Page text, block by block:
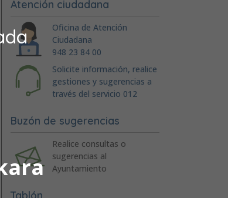
Atención ciudadana
Oficina de Atención
Ciudadana
948 23 84 00
Solicite información, realice
gestiones y sugerencias a
través del servicio 012
Buzón de sugerencias
Realice consultas o
sugerencias al
Ayuntamiento
Tablón